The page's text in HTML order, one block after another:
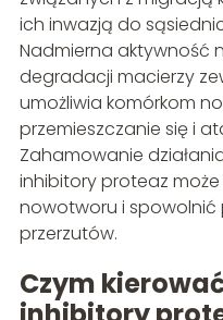
ich inwazją do
Nadmierna aktywność
degradacji macierzy
umożliwia komórkom
przemieszczanie się i
Zahamowanie
inhibitory proteaz
nowotworu i spowolnić
przerzutów.
Czym